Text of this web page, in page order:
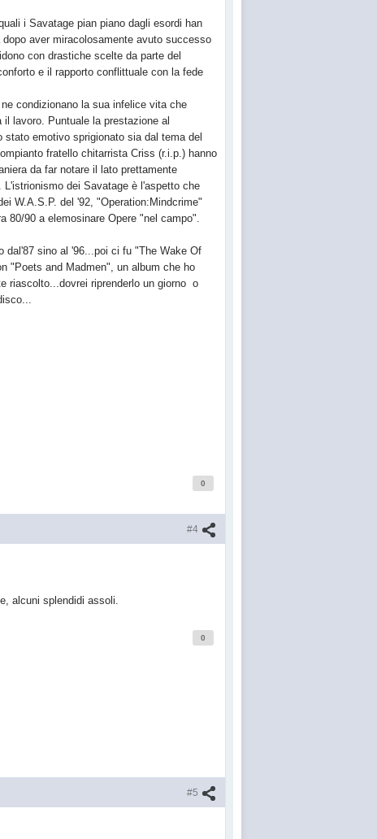
i Savatage pian piano dagli esordi han
aver miracolosamente avuto successo
con drastiche scelte da parte del
e il rapporto conflittuale con la fede
condizionano la sua infelice vita che
lavoro. Puntuale la prestazione al
emotivo sprigionato sia dal tema del
fratello chitarrista Criss (r.i.p.) hanno
da far notare il lato prettamente
dei Savatage è l'aspetto che
W.A.S.P. del '92, "Operation:Mindcrime"
80/90 a elemosinare Opere "nel campo".
dal'87 sino al '96...poi ci fu "The Wake Of
"Poets and Madmen", un album che ho
riascolto...dovrei riprenderlo un giorno o
0
#4
alcuni splendidi assoli.
0
#5